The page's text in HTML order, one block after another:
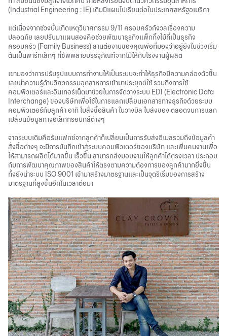
(Industrial Engineering : IE) เดิมมีแผนไปเรียนต่อในประเทศสหรัฐอเมริกา
แต่เนื่องจากช่วงนั้นเกิดเหตุวินาศกรรม 9/11 ครอบครัวกังวลเรื่องความ
ปลอดภัย เลยปรับมาแผนสองคือช่วยพัฒนาธุรกิจแพ็กกิ้งไม้ที่เป็นธุรกิจ
ครอบครัว (Family Business) สานต่องานของคุณพ่อที่มองว่าอยู่ยังในช่วงเริ่ม
ต้นเป็นพาร์ทเล็กๆ ที่ซัพพลายบรรจุภัณฑ์จากไม้ให้กับโรงงานผู้ผลิต
เขามองว่าการปรับรูปแบบการทำงานให้เป็นระบบจะทำให้ธุรกิจมีความคล่องตัวขึ้น
เลยนำความรู้ด้านวิศวกรรมอุตสาหการเข้ามาประยุกต์ใช้ รวมถึงการใช้
คอมพิวเตอร์และอินเทอร์เน็ตมาช่วยในการจัดวางระบบ EDI (Electronic Data
Interchange) ของบริษัทเพื่อใช้ในการแลกเปลี่ยนเอกสารทางธุรกิจด้วยระบบ
คอมพิวเตอร์กับลูกค้า อาทิ ใบสั่งซื้อสินค้า ในวางบิล ใบส่งของ ตลอดจนการแลก
เปลี่ยนข้อมูลทางอิเล็กทรอนิกส์ต่างๆ
จากระบบเดิมคือรับแฟกซ์จากลูกค้าก็เปลี่ยนเป็นการรับส่งอีเมลรวมถึงข้อมูลคำ
สั่งซื้อต่างๆ จะมีการบันทึกเข้าสู่ระบบคอมพิวเตอร์ของบริษัท และเพิ่มคนงานเพื่อ
ให้สามารถผลิตได้มากขึ้น เร็วขึ้น สามารถส่งมอบงานให้ลูกค้าได้ตรงเวลา ประกอบ
กับการพัฒนาคุณภาพของสินค้าให้ตรงตามความต้องการของลูกค้ามากยิ่งขึ้น
ทั้งยังนำระบบ ISO 9001 เข้ามาสร้างมาตรฐานและเป็นจุดริเริ่มของการสร้าง
มาตรฐานที่สูงขึ้นอีกในเวลาต่อมา